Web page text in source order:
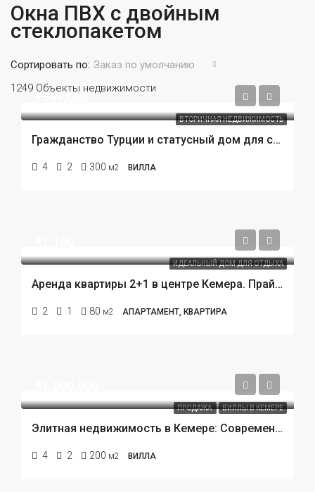
Окна ПВХ с двойным
стеклопакетом
1249 Объекты недвижимости
Сортировать по: Заказ по умолчанию
ВТОРИЧНАЯ НЕДВИЖИМОСТЬ
Гражданство Турции и статусный дом для семьи всего в 800 метрах от пляжа. Редкое предложение.
4 2 300 м2 ВИЛЛА
ИДЕАЛЬНЫЙ ДОМ ДЛЯ ОТДЫХА
Аренда квартиры 2+1 в центре Кемера. Прайм-локация, 300 метров до пляжа.
2 1 80 м2 АПАРТАМЕНТ, КВАРТИРА
ПРОДАЖА ВИЛЛЫ В КЕМЕРЕ
Элитная недвижимость в Кемере: Современные виллы с частным бассейном в 450 метрах от пляжа.
4 2 200 м2 ВИЛЛА